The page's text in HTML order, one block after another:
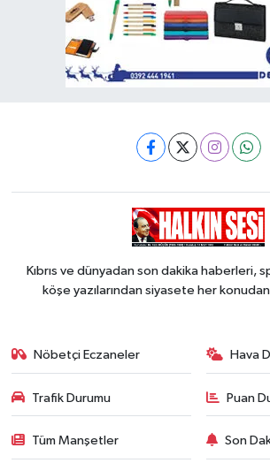
Kıbrıs ve dünyadan son dakika haberleri,
köşe yazılarından siyasete her
Nöbetçi Eczaneler Hava
Trafik Durumu Puan
Tüm Manşetler Son